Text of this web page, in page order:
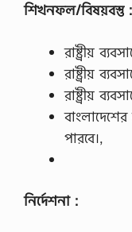
শিখনফল/বিষয়বস্তু :
রাষ্ট্রীয়
রাষ্ট্রীয়
রাষ্ট্রীয়
বাংলাদেশের
পারবে।,
নির্দেশনা :